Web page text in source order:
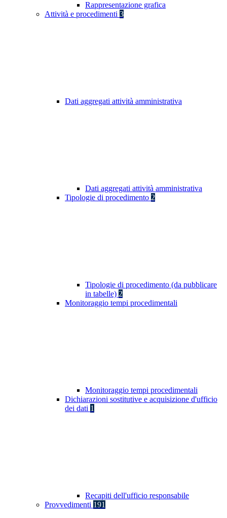
Rappresentazione grafica
Attività e procedimenti 3
Dati aggregati attività amministrativa
Dati aggregati attività amministrativa
Tipologie di procedimento 2
Tipologie di procedimento (da pubblicare
in tabelle) 2
Monitoraggio tempi procedimentali
Monitoraggio tempi procedimentali
Dichiarazioni sostitutive e acquisizione d'ufficio
dei dati 1
Recapiti dell'ufficio responsabile
Provvedimenti 191